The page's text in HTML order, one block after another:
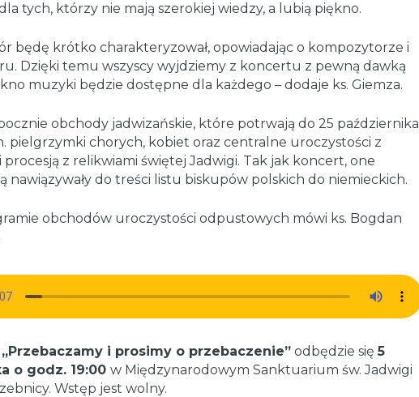
tych, którzy nie mają szerokiej wiedzy, a lubią piękno.
będę krótko charakteryzował, opowiadając o kompozytorze i
Dzięki temu wszyscy wyjdziemy z koncertu z pewną dawką
muzyki będzie dostępne dla każdego – dodaje ks. Giemza.
obchody jadwizańskie, które potrwają do 25 października
pielgrzymki chorych, kobiet oraz centralne uroczystości z
procesją z relikwiami świętej Jadwigi. Tak jak koncert, one
nawiązywały do treści listu biskupów polskich do niemieckich.
obchodów uroczystości odpustowych mówi ks. Bogdan
i prosimy o przebaczenie”odbędzie się5
o godz. 19:00 w Międzynarodowym Sanktuarium św. Jadwigi
Wstęp jest wolny.